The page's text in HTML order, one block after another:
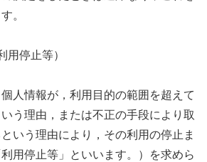
。
用停止等）
人情報が，利用目的の範囲を超えて
う理由，または不正の手段により取
いう理由により，その利用の停止ま
用停止等」といいます。）を求めら